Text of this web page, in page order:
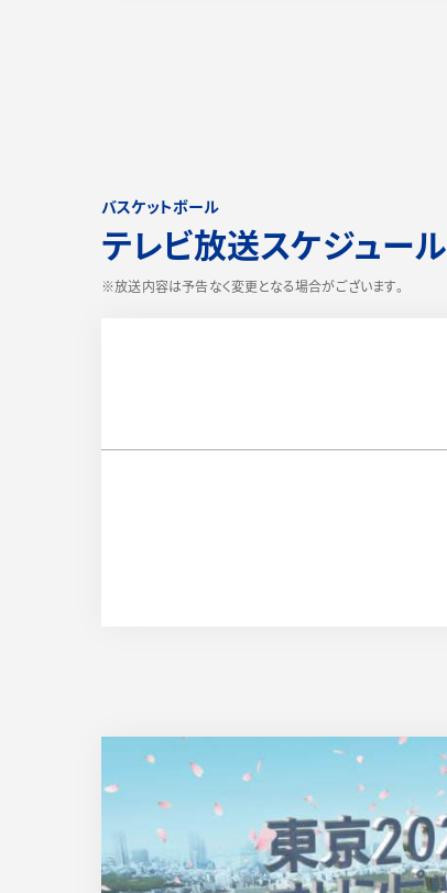
バスケットボール
テレビ放送スケジュール
※放送内容は予告なく変更となる場合がございます。